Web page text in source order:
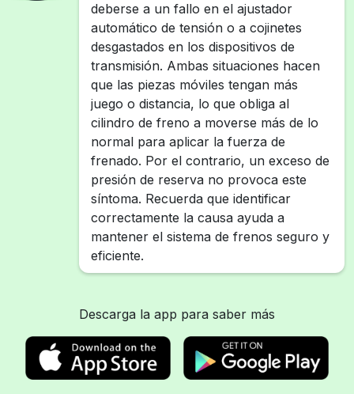
deberse a un fallo en el ajustador
automático de tensión o a cojinetes
desgastados en los dispositivos de
transmisión. Ambas situaciones hacen
que las piezas móviles tengan más
juego o distancia, lo que obliga al
cilindro de freno a moverse más de lo
normal para aplicar la fuerza de
frenado. Por el contrario, un exceso de
presión de reserva no provoca este
síntoma. Recuerda que identificar
correctamente la causa ayuda a
mantener el sistema de frenos seguro y
eficiente.
Descarga la app para saber más